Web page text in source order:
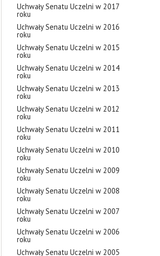
Uchwały Senatu Uczelni w 2017
roku
Uchwały Senatu Uczelni w 2016
roku
Uchwały Senatu Uczelni w 2015
roku
Uchwały Senatu Uczelni w 2014
roku
Uchwały Senatu Uczelni w 2013
roku
Uchwały Senatu Uczelni w 2012
roku
Uchwały Senatu Uczelni w 2011
roku
Uchwały Senatu Uczelni w 2010
roku
Uchwały Senatu Uczelni w 2009
roku
Uchwały Senatu Uczelni w 2008
roku
Uchwały Senatu Uczelni w 2007
roku
Uchwały Senatu Uczelni w 2006
roku
Uchwały Senatu Uczelni w 2005